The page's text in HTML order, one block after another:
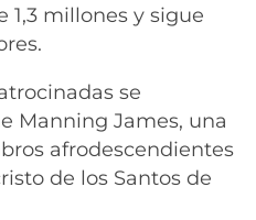
millones y sigue
se
Manning James, una
afrodescendientes
de los Santos de